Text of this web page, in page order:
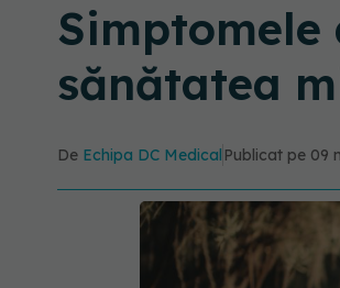
Simptomele
sănătatea
De Echipa DC Medical Publicat pe 09